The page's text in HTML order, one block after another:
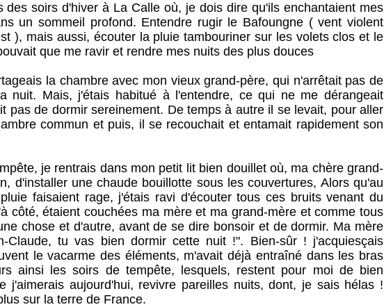
soirs d'hiver à La Calle où, je dois dire qu'ils enchantaient mes
un sommeil profond. Entendre rugir le Bafoungne ( vent violent
), mais aussi, écouter la pluie tambouriner sur les volets clos et le
que me ravir et rendre mes nuits des plus douces
la chambre avec mon vieux grand-père, qui n'arrêtait pas de
nuit. Mais, j'étais habitué à l'entendre, ce qui ne me dérangeait
pas de dormir sereinement. De temps à autre il se levait, pour aller
commun et puis, il se recouchait et entamait rapidement son
je rentrais dans mon petit lit bien douillet où, ma chère grand-
d'installer une chaude bouillotte sous les couvertures, Alors qu'au
faisaient rage, j'étais ravi d'écouter tous ces bruits venant du
côté, étaient couchées ma mère et ma grand-mère et comme tous
chose et d'autre, avant de se dire bonsoir et de dormir. Ma mère
Claude, tu vas bien dormir cette nuit !". Bien-sûr ! j'acquiesçais
le vacarme des éléments, m'avait déjà entraîné dans les bras
ainsi les soirs de tempête, lesquels, restent pour moi de bien
j'aimerais aujourd'hui, revivre pareilles nuits, dont, je sais hélas !
sur la terre de France.